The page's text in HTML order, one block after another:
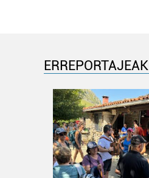
ERREPORTAJEAK